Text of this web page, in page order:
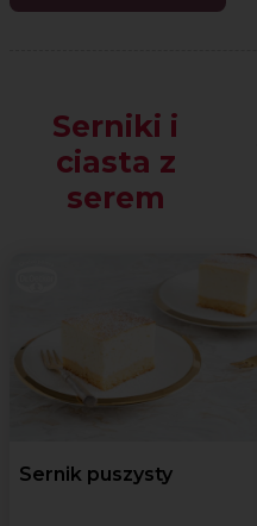
Serniki i
ciasta z
serem
Sernik puszysty